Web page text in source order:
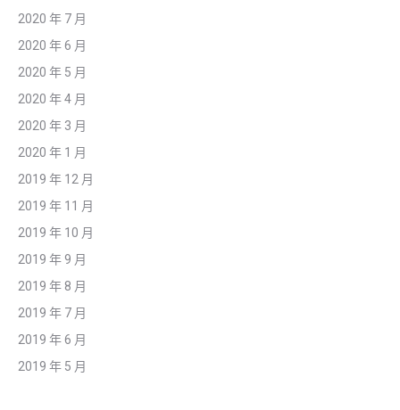
2020 年 7 月
2020 年 6 月
2020 年 5 月
2020 年 4 月
2020 年 3 月
2020 年 1 月
2019 年 12 月
2019 年 11 月
2019 年 10 月
2019 年 9 月
2019 年 8 月
2019 年 7 月
2019 年 6 月
2019 年 5 月